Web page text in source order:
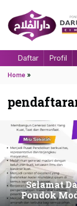
Daftar Profil
Home »
Selamat
Pondok